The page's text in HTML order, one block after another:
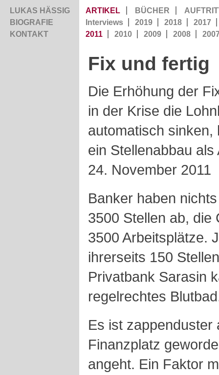
LUKAS HÄSSIG
BIOGRAFIE
KONTAKT
ARTIKEL BÜCHER
Interviews
2019 2018
2017
2011
2010 2009 2008
Fix und fertig
Die Erhöhung der
in der Krise die
automatisch sinken,
ein Stellenabbau
24. November 2011
Banker haben
3500 Stellen ab, die
3500 Arbeitsplätze.
ihrerseits 150
Privatbank Sarasin
regelrechtes
Es ist zappenduster
Finanzplatz
angeht. Ein Faktor